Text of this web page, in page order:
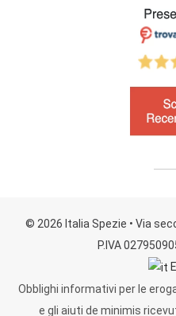
© 2026 Italia Spezie • Via
P.IVA
Obblighi informativi per le
e gli aiuti de minimis